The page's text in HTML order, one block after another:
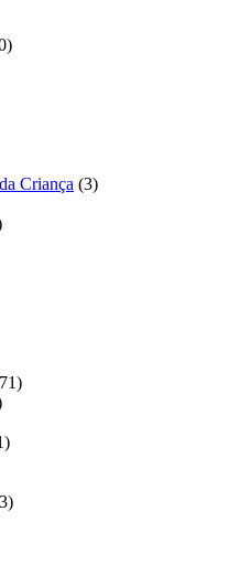
Criança (3)